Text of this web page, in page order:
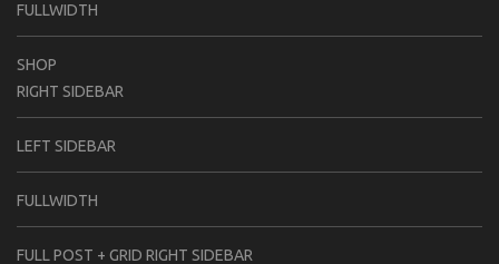
FULLWIDTH
SHOP
RIGHT SIDEBAR
LEFT SIDEBAR
FULLWIDTH
FULL POST + GRID RIGHT SIDEBAR